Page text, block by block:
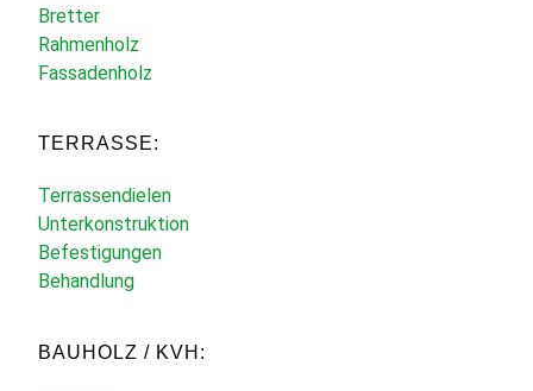
Bretter
Rahmenholz
Fassadenholz
TERRASSE:
Terrassendielen
Unterkonstruktion
Befestigungen
Behandlung
BAUHOLZ / KVH: